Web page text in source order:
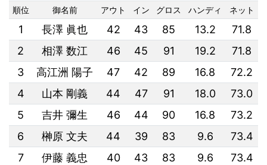
順位 御名前 アウト イン グロス ハンディ ネット
1 長澤 眞也 42 43 85 13.2
71.8
2
相澤 数江 46 45 91 19.2
71.8
3
高江洲 陽子 47 42 89 16.8
72.2
4
山本 剛義 44 47 91 18.0
73.0
5
吉井 彌生 46 44 90 16.8
73.2
6
榊原 文夫 44 39 83 9.6
73.4
7
伊藤 義忠 40 43 83 9.6
73.4